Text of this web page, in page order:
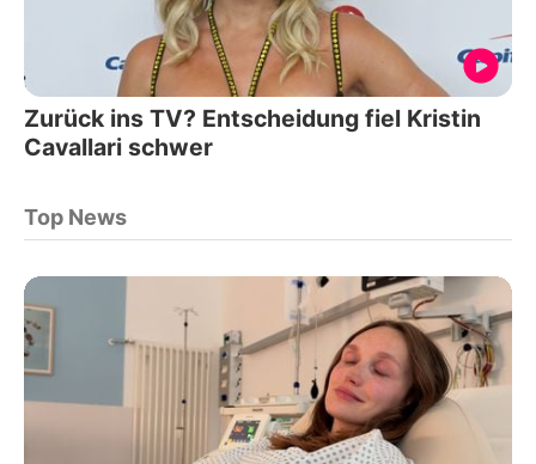
Zurück ins TV? Entscheidung fiel Kristin
Cavallari schwer
Top News